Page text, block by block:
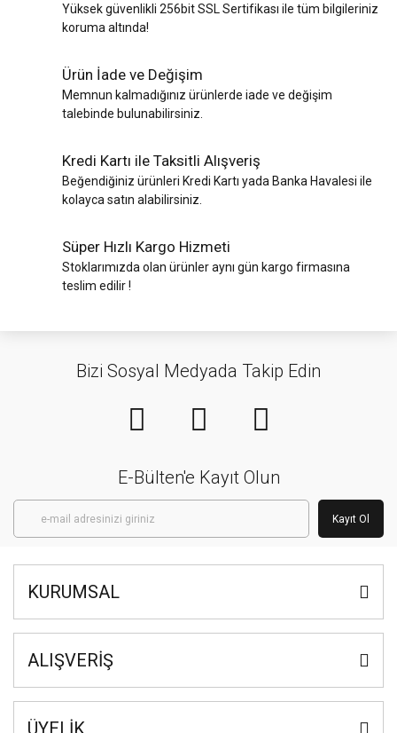
Yüksek güvenlikli 256bit SSL Sertifikası ile tüm bilgileriniz
koruma altında!
Ürün İade ve Değişim
Memnun kalmadığınız ürünlerde iade ve değişim
talebinde bulunabilirsiniz.
Kredi Kartı ile Taksitli Alışveriş
Beğendiğiniz ürünleri Kredi Kartı yada Banka Havalesi ile
kolayca satın alabilirsiniz.
Süper Hızlı Kargo Hizmeti
Stoklarımızda olan ürünler aynı gün kargo firmasına
teslim edilir !
Bizi Sosyal Medyada Takip Edin
E-Bülten'e Kayıt Olun
Kayıt Ol
KURUMSAL
ALIŞVERİŞ
ÜYELİK